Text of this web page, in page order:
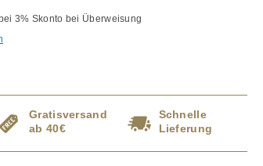
bei 3% Skonto bei Überweisung
Gratisversand
ab 40€
Schnelle
Lieferung